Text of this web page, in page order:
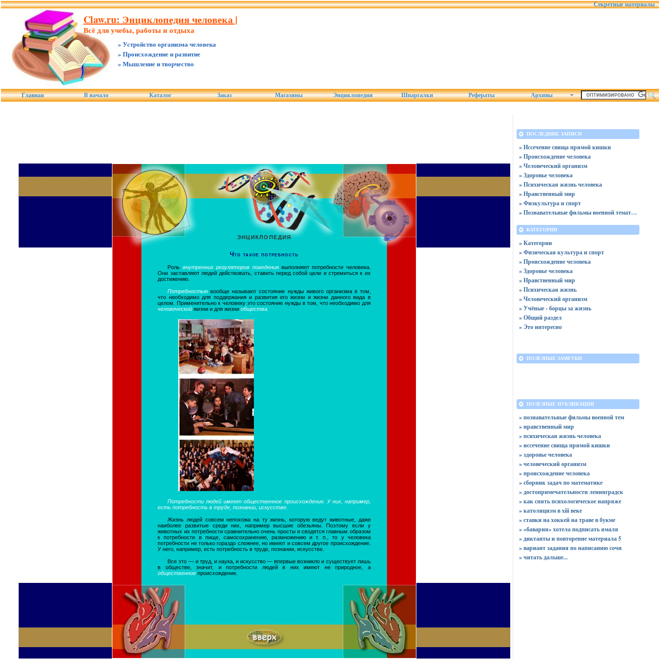
Секретные материалы
Claw.ru: Энциклопедия человека |
Всё для учебы, работы и отдыха
» Устройство организма человека
» Происхождение и развитие
» Мышление и творчество
Главная В начало Каталог Заказ Магазины Энциклопедии Шпаргалки Рефераты Архивы
ЭНЦИКЛОПЕДИЯ
Что такое потребность
Роль внутренних регуляторов поведения выполняют потребности человека.
Они заставляют людей действовать, ставить перед собой цели и стремиться к их
достижению.
Потребностьювообще называют состояние нужды живого организма в том,
что необходимо для поддержания и развития его жизни и жизни данного вида в
целом. Применительно к человеку это состояние нужды в том, что необходимо для
человеческойжизни и для жизниобщества.
Потребности людей имеют общественное происхождение. У них, например,
есть потребность в труде, познании, искусстве.
Жизнь людей совсем непохожа на ту жизнь, которую ведут животные, даже
наиболее развитые среди них, например высшие обезьяны. Поэтому если у
животных их потребности сравнительно очень просты и сводятся главным образом
к потребности в пище, самосохранению, размножению и т. п., то у человека
потребности не только гораздо сложнее, но имеют и совсем другое происхождение.
У него, например, есть потребность в труде, познании, искусстве.
Все это — и труд, и наука, и искусство — впервые возникло и существует лишь
в обществе, значит, и потребности людей в них имеют не природное, а
общественноепроисхождение.
ПОСЛЕДНИЕ ЗАПИСИ
» Иссечение свища прямой кишки
» Происхождение человека
» Человеческий организм
» Здоровье человека
» Психическая жизнь человека
» Нравственный мир
» Физкультура и спорт
» Познавательные фильмы военной тематики
КАТЕГОРИИ
» Категории
» Физическая культура и спорт
» Происхождение человека
» Здоровье человека
» Нравственный мир
» Психическая жизнь
» Человеческий организм
» Учёные - борцы за жизнь
» Общий раздел
» Это интересно
ПОЛЕЗНЫЕ ЗАМЕТКИ
ПОЛЕЗНЫЕ ПУБЛИКАЦИИ
» познавательные фильмы военной тем
» нравственный мир
» психическая жизнь человека
» иссечение свища прямой кишки
» здоровье человека
» человеческий организм
» происхождение человека
» сборник задач по математике
» достопримечательности ленинградск
» как снять психологическое напряже
» католицизм в xiii веке
» ставки на хоккей на траве в букме
» «бавария» хотела подписать ямаля
» диктанты и повторение материала 5
» вариант задания по написанию сочи
»читать дальше...